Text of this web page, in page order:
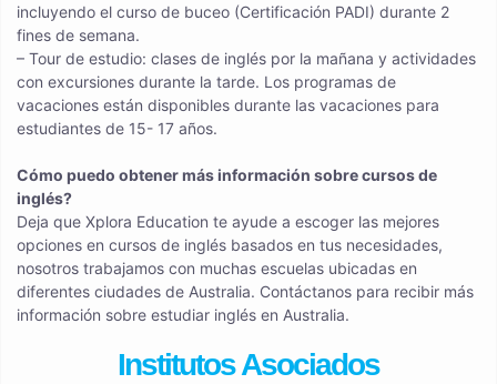
incluyendo el curso de buceo (Certificación PADI) durante 2
fines de semana.
– Tour de estudio: clases de inglés por la mañana y actividades
con excursiones durante la tarde. Los programas de
vacaciones están disponibles durante las vacaciones para
estudiantes de 15- 17 años.
Cómo puedo obtener más información sobre cursos de
inglés?
Deja que Xplora Education te ayude a escoger las mejores
opciones en cursos de inglés basados en tus necesidades,
nosotros trabajamos con muchas escuelas ubicadas en
diferentes ciudades de Australia. Contáctanos para recibir más
información sobre estudiar inglés en Australia.
Institutos Asociados